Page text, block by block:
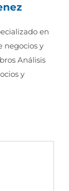
en
negocios y
Análisis
y